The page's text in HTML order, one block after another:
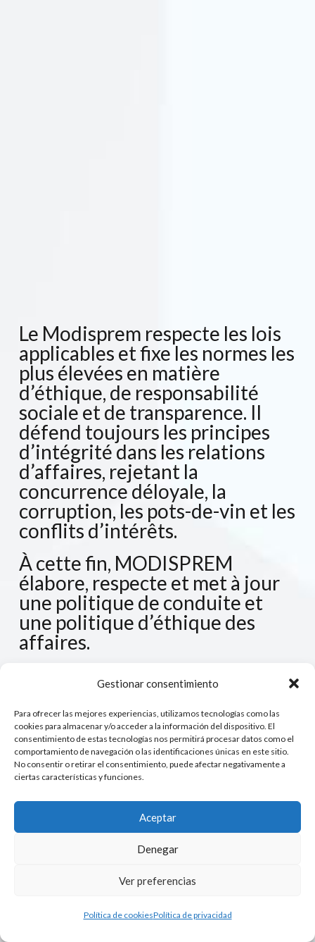
Gestionar consentimiento
Para ofrecer las mejores experiencias, utilizamos tecnologías como las
cookies para almacenar y/o acceder a la información del dispositivo. El
consentimiento de estas tecnologías nos permitirá procesar datos como el
comportamiento de navegación o las identificaciones únicas en este sitio.
No consentir o retirar el consentimiento, puede afectar negativamente a
ciertas características y funciones.
Aceptar
Denegar
Ver preferencias
Política de cookiesPolítica de privacidad
Le Modisprem respecte les lois
applicables et fixe les normes les
plus élevées en matière
d’éthique, de responsabilité
sociale et de transparence. Il
défend toujours les principes
d’intégrité dans les relations
d’affaires, rejetant la
concurrence déloyale, la
corruption, les pots-de-vin et les
conflits d’intérêts.
À cette fin, MODISPREM
élabore, respecte et met à jour
une politique de conduite et
une politique d’éthique des
affaires.